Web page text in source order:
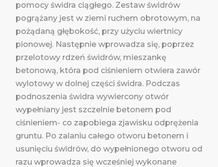
pomocy świdra ciągłego. Zestaw świdrów
pogrążany jest w ziemi ruchem obrotowym, na
pożądaną głębokość, przy użyciu wiertnicy
pionowej. Następnie wprowadza się, poprzez
przelotowy rdzeń świdrów, mieszankę
betonową, która pod ciśnieniem otwiera zawór
wylotowy w dolnej części świdra. Podczas
podnoszenia świdra wywiercony otwór
wypełniany jest szczelnie betonem pod
ciśnieniem- co zapobiega zjawisku odprężenia
gruntu. Po zalaniu całego otworu betonem i
usunięciu świdrów, do wypełnionego otworu od
razu wprowadza się wcześniej wykonane